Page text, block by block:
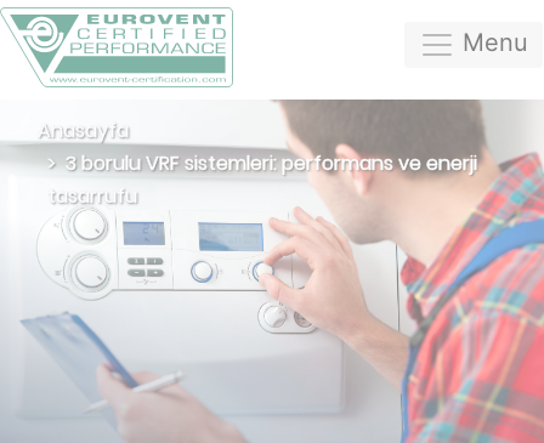
Menu
Anasayfa
3 borulu VRF sistemleri: performans ve enerji
tasarrufu